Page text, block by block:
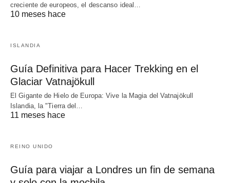
creciente de europeos, el descanso ideal…
10 meses hace
ISLANDIA
Guía Definitiva para Hacer Trekking en el
Glaciar Vatnajökull
El Gigante de Hielo de Europa: Vive la Magia del Vatnajökull
Islandia, la "Tierra del…
11 meses hace
REINO UNIDO
Guía para viajar a Londres un fin de semana